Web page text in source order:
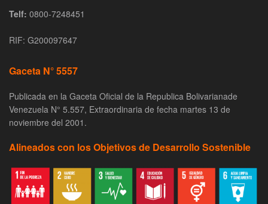
Telf: 0800-7248451
RIF: G200097647
Gaceta N° 5557
Publicada en la Gaceta Oficial de la Republica Bolivarianade
Venezuela N° 5.557, Extraordinaria de fecha martes 13 de
noviembre del 2001.
Alineados con los Objetivos de Desarrollo Sostenible